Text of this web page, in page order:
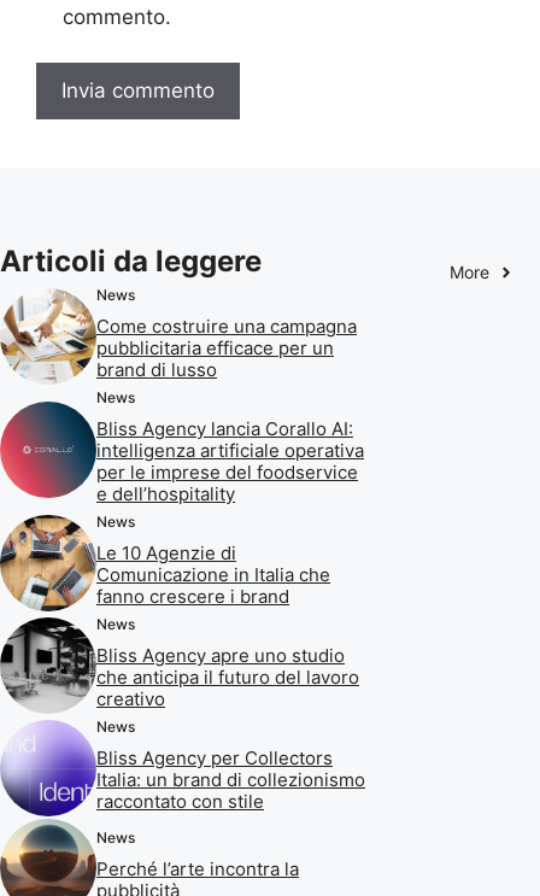
commento.
Articoli da leggere More
News
Come costruire una campagna
pubblicitaria efficace per un
brand di lusso
News
Bliss Agency lancia Corallo AI:
intelligenza artificiale operativa
per le imprese del foodservice
e dell’hospitality
News
Le 10 Agenzie di
Comunicazione in Italia che
fanno crescere i brand
News
Bliss Agency apre uno studio
che anticipa il futuro del lavoro
creativo
News
Bliss Agency per Collectors
Italia: un brand di collezionismo
raccontato con stile
News
Perché l’arte incontra la
pubblicità